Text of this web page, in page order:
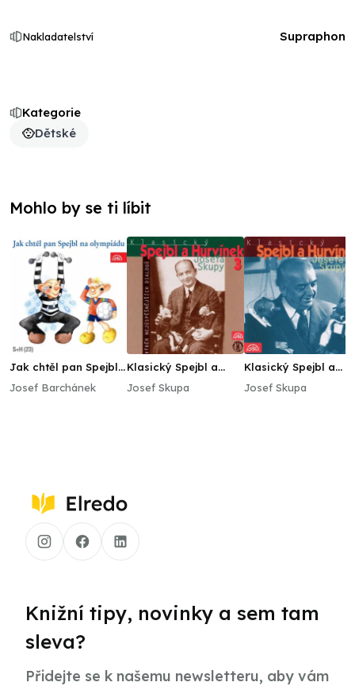
Kategorie
Dětské
Nakladatelství Supraphon
Mohlo by se ti líbit
Jak chtěl pan Spejbl
Josef Barchánek
Klasický Spejbl a
Skupy 3
Josef Skupa
Klasický Spejbl a
Skupy 4
Josef Skupa
Knižní tipy, novinky a sem tam
sleva?
Přidejte se k našemu newsletteru, aby vám